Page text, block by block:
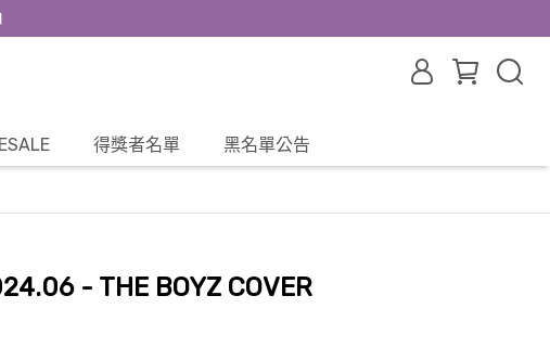
得獎者名單 黑名單公告
- THE BOYZ COVER